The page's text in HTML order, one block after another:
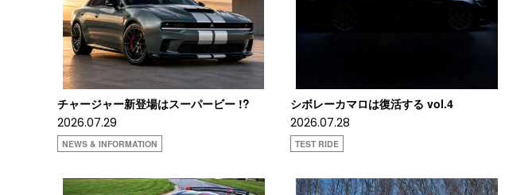
チャージャー新登場はスーパービー !?
2026.07.29
NEWS & INFORMATION
シボレーカマロは復活する vol.4
2026.07.28
TEST RIDE